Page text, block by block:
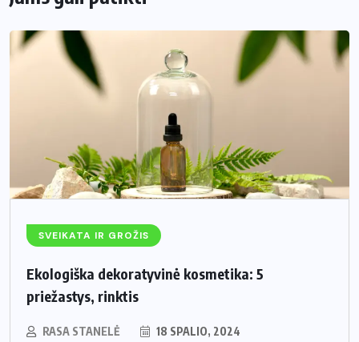
SVEIKATA IR GROŽIS
Ekologiška dekoratyvinė kosmetika: 5
priežastys, rinktis
RASA STANELĖ 18 SPALIO, 2024